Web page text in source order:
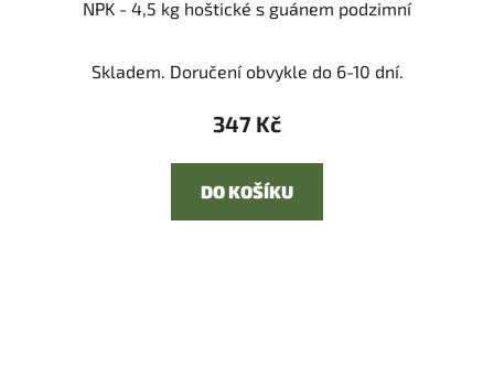
NPK - 4,5 kg hoštické s guánem podzimní
Skladem. Doručení obvykle do 6-10 dní.
347 Kč
DO KOŠÍKU